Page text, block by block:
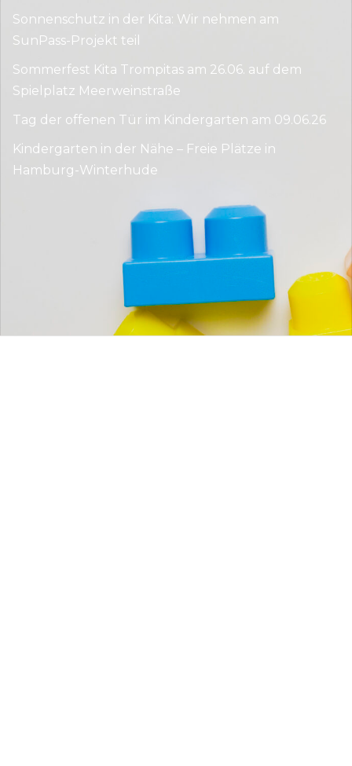
Sonnenschutz in der Kita: Wir nehmen am
SunPass-Projekt teil
Sommerfest Kita Trompitas am 26.06. auf dem
Spielplatz Meerweinstraße
Tag der offenen Tür im Kindergarten am 09.06.26
Kindergarten in der Nähe – Freie Plätze in
Hamburg-Winterhude